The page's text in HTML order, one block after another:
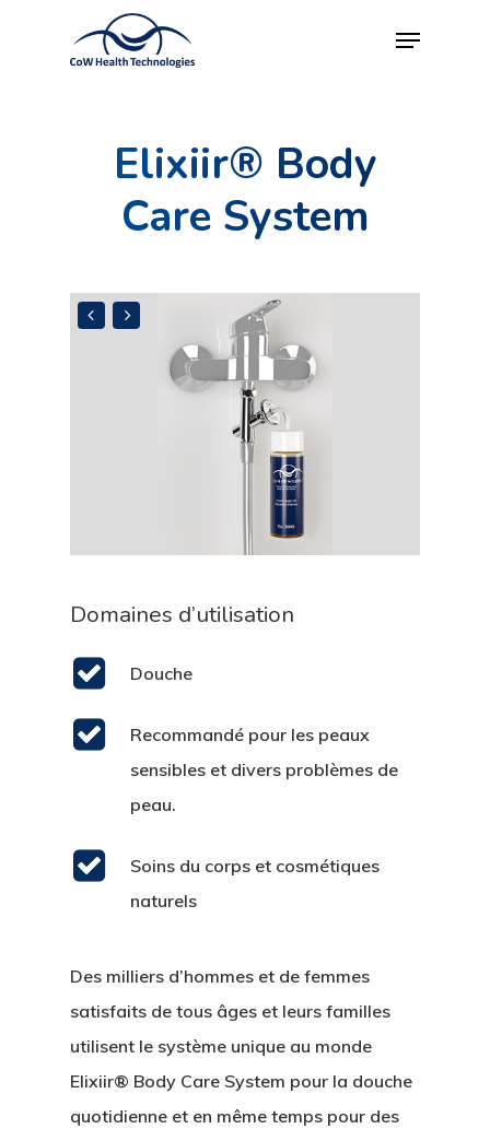
Elixiir® Body
Care System
Domaines d’utilisation
Douche
Recommandé pour les peaux
sensibles et divers problèmes de
peau.
Soins du corps et cosmétiques
naturels
Des milliers d’hommes et de femmes
satisfaits de tous âges et leurs familles
utilisent le système unique au monde
Elixiir® Body Care System pour la douche
quotidienne et en même temps pour des